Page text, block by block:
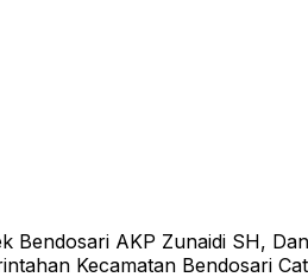
Bendosari AKP Zunaidi SH,
Kecamatan Bendosari